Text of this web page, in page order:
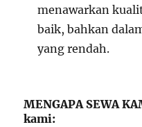
menawarkan
baik, bahkan
yang rendah.
MENGAPA SEWA
kami: